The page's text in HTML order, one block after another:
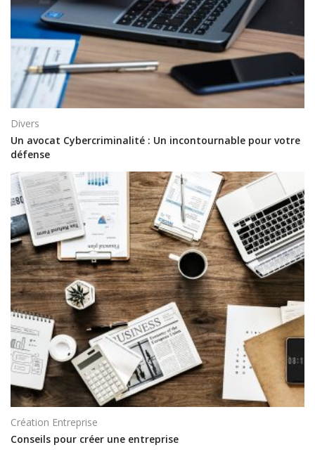
Divers
Un avocat Cybercriminalité : Un incontournable pour votre
défense
Création Entreprise
Conseils pour créer une entreprise